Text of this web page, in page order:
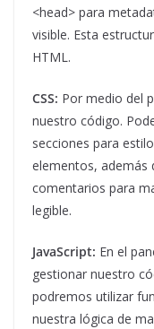
<head> para
visible. Esta
HTML.
CSS: Por medio del
nuestro código.
secciones para
elementos, además
comentarios para
legible.
JavaScript: En el
gestionar nuestro
podremos utilizar
nuestra lógica de